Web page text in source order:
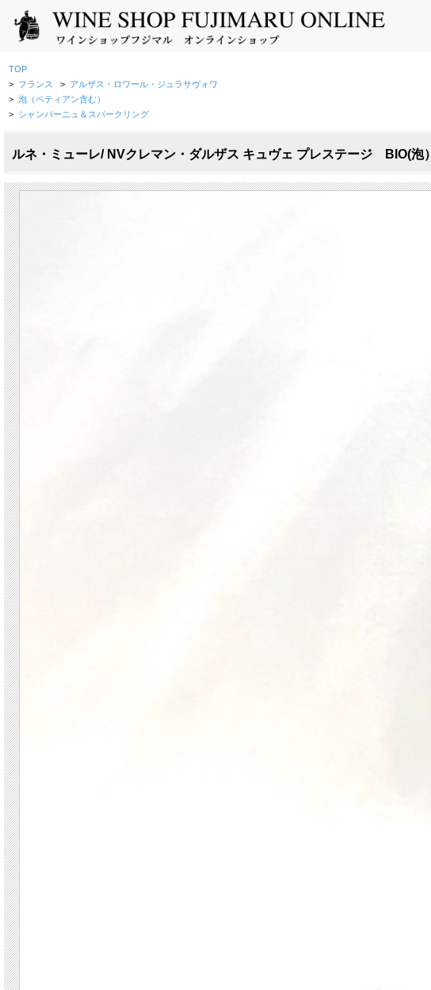
TOP
> フランス > アルザス・ロワール・ジュラサヴォワ
> 泡（ペティアン含む）
> シャンパーニュ＆スパークリング
ルネ・ミューレ/ NVクレマン・ダルザス キュヴェ プレステージ BIO(泡）